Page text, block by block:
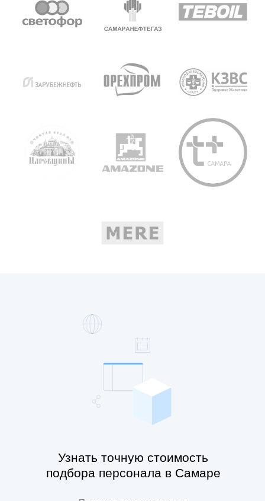
Узнать точную стоимость
подбора персонала в Самаре